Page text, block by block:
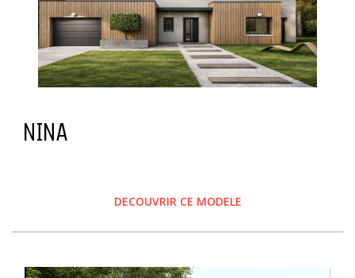
NINA
DECOUVRIR CE MODELE